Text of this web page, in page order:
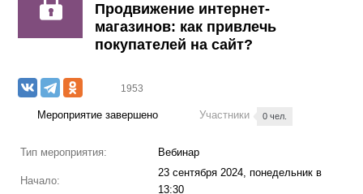
Продвижение интернет-
магазинов: как привлечь
покупателей на сайт?
1953
Мероприятие завершено Участники 0 чел.
Тип мероприятия: Вебинар
Начало:
23 сентября 2024, понедельник в
13:30